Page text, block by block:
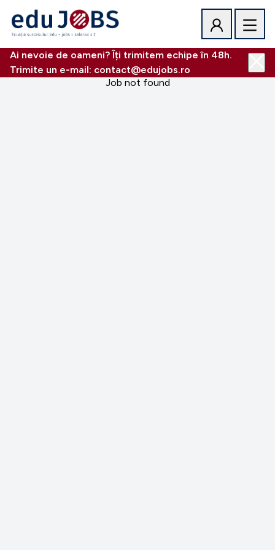
Ai nevoie de oameni? Îți trimitem echipe în 48h.
Trimite un e-mail: contact@edujobs.ro
Job not found